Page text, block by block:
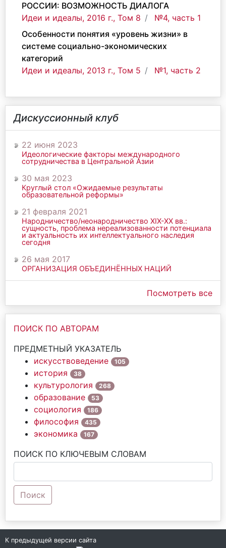
РОССИИ: ВОЗМОЖНОСТЬ ДИАЛОГА
Идеи и идеалы, 2016 г., Том 8
№4, часть 1
Особенности понятия «уровень жизни» в
системе социально-экономических
категорий
Идеи и идеалы, 2013 г., Том 5
№1, часть 2
Дискуссионный клуб
22 июня 2023
Идеологические факторы международного
сотрудничества в Центральной Азии
30 мая 2023
Круглый стол «Ожидаемые результаты
образовательной реформы»
21 февраля 2021
Народничество/неонародничество ХIХ-ХХ вв.:
сущность, проблема нереализованности потенциала
и актуальность их интеллектуального наследия
сегодня
26 мая 2017
ОРГАНИЗАЦИЯ ОБЪЕДИНЁННЫХ НАЦИЙ
Посмотреть все
ПОИСК ПО АВТОРАМ
ПРЕДМЕТНЫЙ УКАЗАТЕЛЬ
искусствоведение
105
история 38
культурология 268
образование 53
социология 186
философия 435
экономика 167
ПОИСК ПО КЛЮЧЕВЫМ СЛОВАМ
Поиск
К предыдущей версии сайта